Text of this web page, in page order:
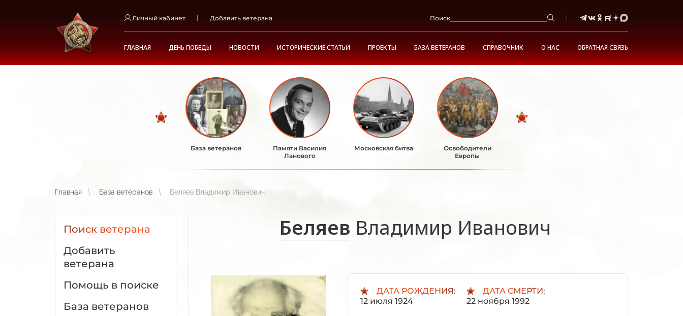
Личный кабинет Добавить ветерана Поиск
ГЛАВНАЯ ДЕНЬ ПОБЕДЫ НОВОСТИ ИСТОРИЧЕСКИЕ СТАТЬИ ПРОЕКТЫ БАЗА ВЕТЕРАНОВ СПРАВОЧНИК О НАС ОБРАТНАЯ СВЯЗЬ
База ветеранов
Памяти Василия
Ланового
Московская битва
Освободители
Европы
Главная База ветеранов Беляев Владимир Иванович
Поиск ветерана
Добавить
ветерана
Помощь в поиске
База ветеранов
Беляев Владимир Иванович
ДАТА РОЖДЕНИЯ:
12 июля 1924
ДАТА СМЕРТИ:
22 ноября 1992